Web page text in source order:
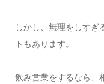
しかし、無理をしすぎ
トもあります。
飲み営業をするなら、